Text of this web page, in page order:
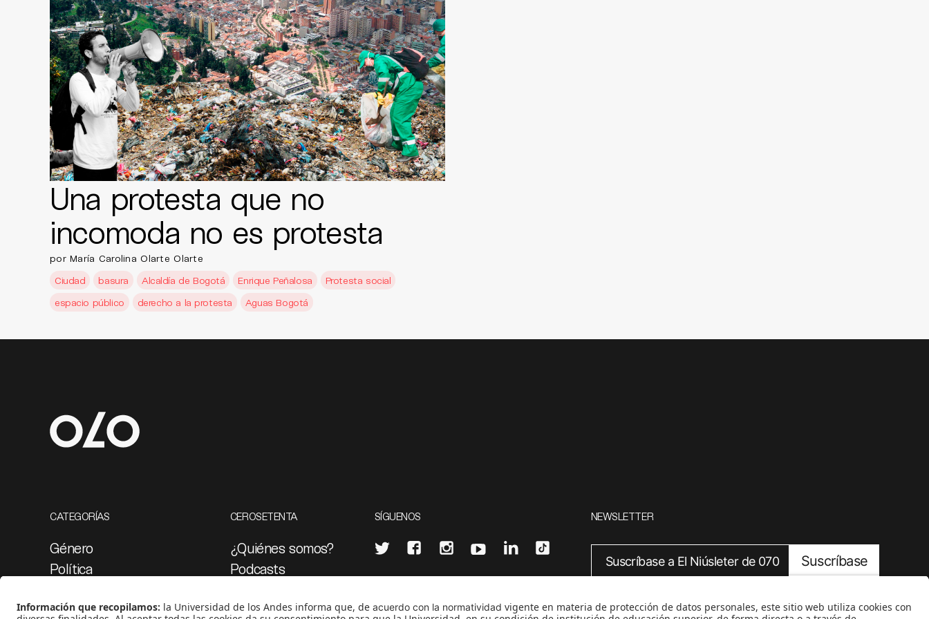
Una protesta que no
incomoda no es protesta
por María Carolina Olarte Olarte
Ciudad
basura Alcaldía de Bogotá Enrique Peñalosa
Protesta social
espacio público
derecho a la protesta Aguas Bogotá
CATEGORÍAS
Género
Política
Medio ambiente
CEROSETENTA
¿Quiénes somos?
Podcasts
Proyectos 070
SÍGUENOS NEWSLETTER
Suscríbase